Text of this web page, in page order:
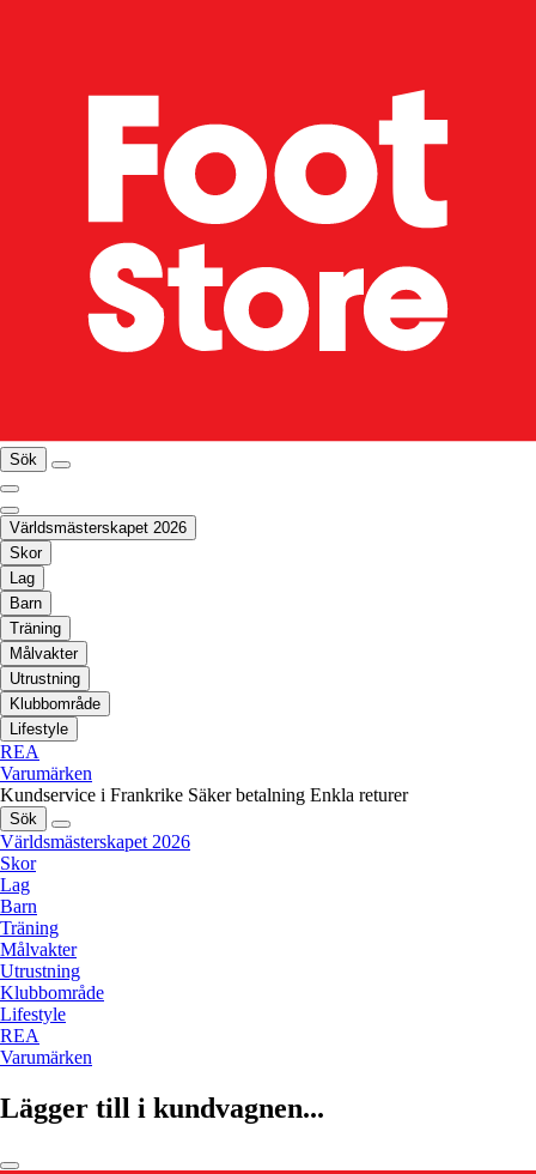
Sök
Världsmästerskapet 2026
Skor
Lag
Barn
Träning
Målvakter
Utrustning
Klubbområde
Lifestyle
REA
Varumärken
Kundservice i Frankrike Säker betalning Enkla returer
Sök
Världsmästerskapet 2026
Skor
Lag
Barn
Träning
Målvakter
Utrustning
Klubbområde
Lifestyle
REA
Varumärken
Lägger till i kundvagnen...